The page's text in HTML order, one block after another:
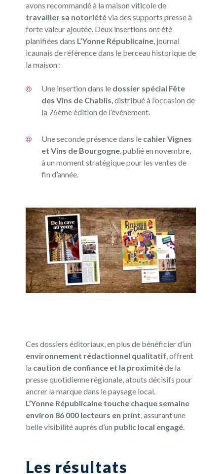
avons recommandé à la maison viticole de
travailler sa notoriétévia des supports presse à
forte valeur ajoutée. Deux insertions ont été
planifiées dans L’Yonne Républicaine, journal
icaunais de référence dans le berceau historique de
la maison :
Une insertion dans le dossier spécial Fête
des Vins de Chablis, distribué à l’occasion de
la 76ème édition de l’événement.
Une seconde présence dans le cahier Vignes
et Vins de Bourgogne, publié en novembre,
à un moment stratégique pour les ventes de
fin d’année.
Ces dossiers éditoriaux, en plus de bénéficier d’un
environnement rédactionnel qualitatif , offrent
la caution de confiance et la proximitéde la
presse quotidienne régionale, atouts décisifs pour
ancrer la marque dans le paysage local.
L’Yonne Républicaine touche chaque semaine
environ 86 000 lecteurs en print , assurant une
belle visibilité auprès d’un public local engagé.
Les résultats